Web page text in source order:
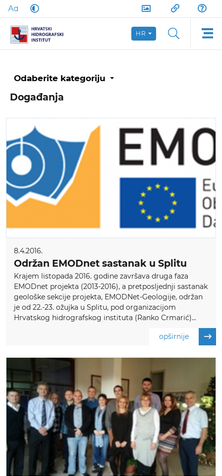
HR
Odaberite kategoriju
Događanja
8.4.2016.
Održan EMODnet sastanak u Splitu
Krajem listopada 2016. godine završava druga faza
EMODnet projekta (2013-2016), a pretposljednji sastanak
geološke sekcije projekta, EMODNet-Geologije, održan
je od 22.-23. ožujka u Splitu, pod organizacijom
Hrvatskog hidrografskog instituta (Ranko Crmarić)...
opširnije